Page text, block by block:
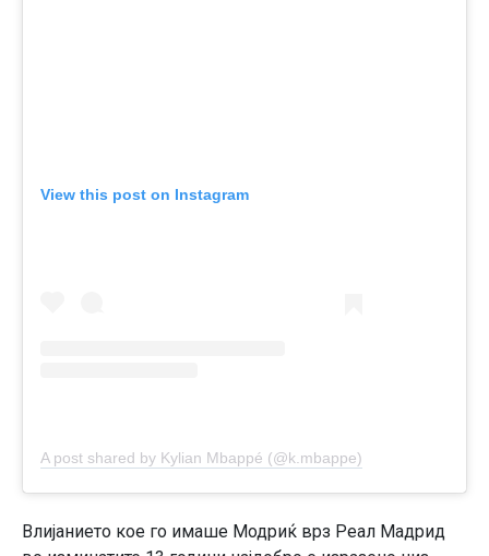
View this post on Instagram
A post shared by Kylian Mbappé (@k.mbappe)
Влијанието кое го имаше Модриќ врз Реал Мадрид